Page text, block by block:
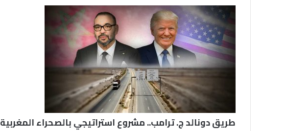
طريق دونالد ج. ترامب.. مشروع استراتيجي بالصحراء المغربية